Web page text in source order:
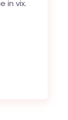
in vix.